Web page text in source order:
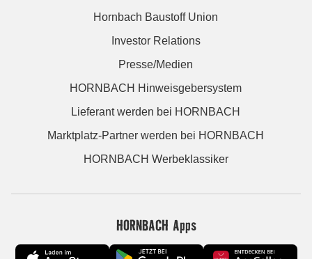
Hornbach Baustoff Union
Investor Relations
Presse/Medien
HORNBACH Hinweisgebersystem
Lieferant werden bei HORNBACH
Marktplatz-Partner werden bei HORNBACH
HORNBACH Werbeklassiker
HORNBACH Apps